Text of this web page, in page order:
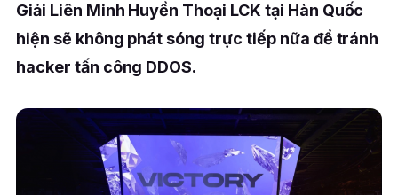
Giải Liên Minh Huyền Thoại LCK tại Hàn Quốc
hiện sẽ không phát sóng trực tiếp nữa để tránh
hacker tấn công DDOS.